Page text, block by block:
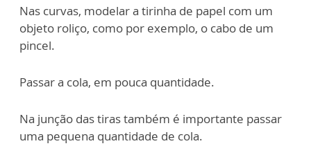
Nas curvas, modelar a tirinha de papel com um
objeto roliço, como por exemplo, o cabo de um
pincel.
Passar a cola, em pouca quantidade.
Na junção das tiras também é importante passar
uma pequena quantidade de cola.